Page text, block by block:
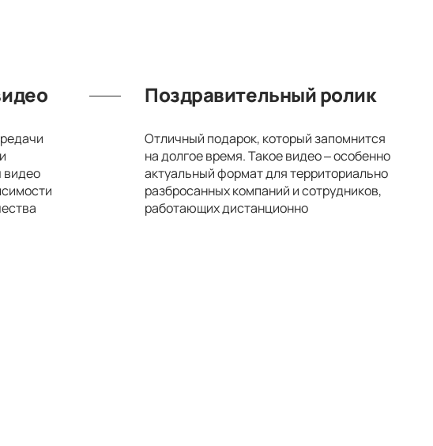
видео
Поздравительный ролик
Отличный подарок, который запомнится
на долгое время. Такое видео – особенно
актуальный формат для территориально
разбросанных компаний и сотрудников,
работающих дистанционно